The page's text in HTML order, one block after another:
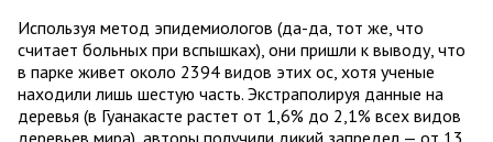
Используя метод эпидемиологов (да-да, тот же, что
считает больных при вспышках), они пришли к выводу, что
в парке живет около 2394 видов этих ос, хотя ученые
находили лишь шестую часть. Экстраполируя данные на
деревья (в Гуанакасте растет от 1,6% до 2,1% всех видов
деревьев мира), авторы получили дикий запредел — от 13